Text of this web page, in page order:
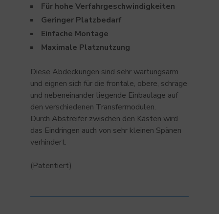
Für hohe Verfahrgeschwindigkeiten
Geringer Platzbedarf
Einfache Montage
Maximale Platznutzung
Diese Abdeckungen sind sehr wartungsarm
und eignen sich für die frontale, obere, schräge
und nebeneinander liegende Einbaulage auf
den verschiedenen Transfermodulen.
Durch Abstreifer zwischen den Kästen wird
das Eindringen auch von sehr kleinen Spänen
verhindert.
(Patentiert)